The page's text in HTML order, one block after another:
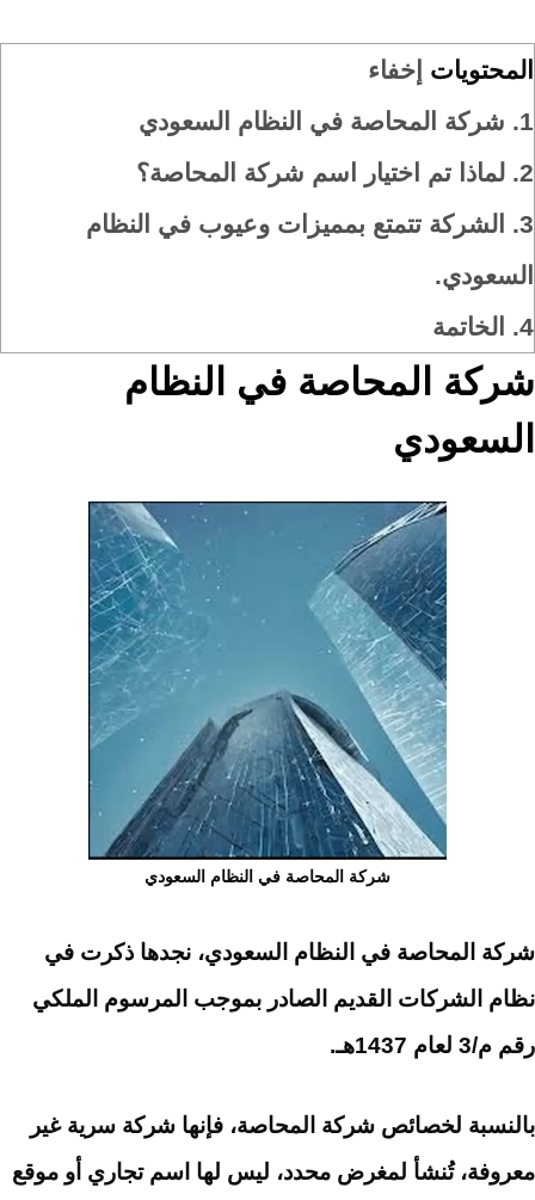
المحتويات إخفاء
1.
شركة المحاصة في النظام السعودي
2. لماذا تم اختيار اسم شركة المحاصة؟
3.
الشركة تتمتع بمميزات وعيوب في النظام
السعودي.
4.
الخاتمة
شركة المحاصة في النظام
السعودي
شركة المحاصة في النظام السعودي
شركة المحاصة في النظام السعودي، نجدها ذكرت في
نظام الشركات القديم الصادر بموجب المرسوم الملكي
رقم م/3 لعام 1437هـ.
بالنسبة لخصائص شركة المحاصة، فإنها شركة سرية غير
معروفة، تُنشأ لمغرض محدد، ليس لها اسم تجاري أو موقع